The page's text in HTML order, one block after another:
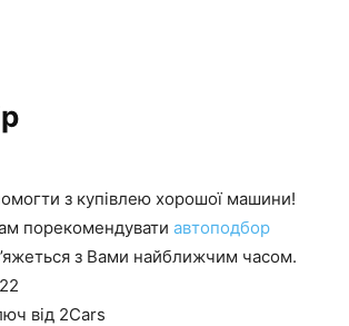
з купівлею хорошої машини!
порекомендувати автоподбор
з Вами найближчим часом.
від 2Cars